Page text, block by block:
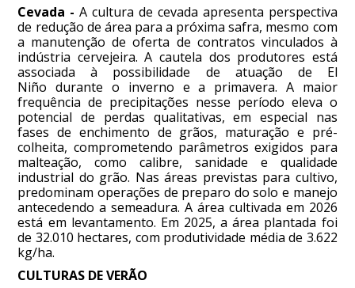
Cevada - A cultura de cevada apresenta perspectiva
de redução de área para a próxima safra, mesmo com
a manutenção de oferta de contratos vinculados à
indústria cervejeira. A cautela dos produtores está
associada à possibilidade de atuação de El
Niño durante o inverno e a primavera. A maior
frequência de precipitações nesse período eleva o
potencial de perdas qualitativas, em especial nas
fases de enchimento de grãos, maturação e pré-
colheita, comprometendo parâmetros exigidos para
malteação, como calibre, sanidade e qualidade
industrial do grão. Nas áreas previstas para cultivo,
predominam operações de preparo do solo e manejo
antecedendo a semeadura. A área cultivada em 2026
está em levantamento. Em 2025, a área plantada foi
de 32.010 hectares, com produtividade média de 3.622
kg/ha.
CULTURAS DE VERÃO